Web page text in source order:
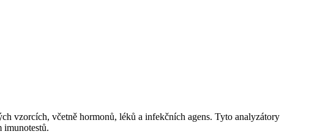
vzorcích, včetně hormonů, léků a infekčních agens. Tyto analyzátory
imunotestů.